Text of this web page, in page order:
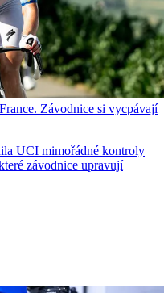
Závodnice si vycpávají
UCI mimořádné kontroly
závodnice upravují